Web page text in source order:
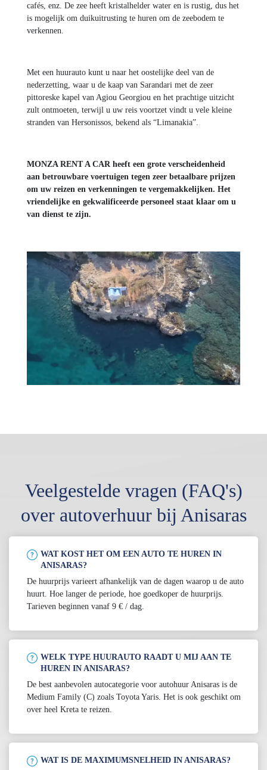
cafés, enz. De zee heeft kristalhelder water en is rustig, dus het
is mogelijk om duikuitrusting te huren om de zeebodem te
verkennen.
Met een huurauto kunt u naar het oostelijke deel van de
nederzetting, waar u de kaap van Sarandari met de zeer
pittoreske kapel van Agiou Georgiou en het prachtige uitzicht
zult ontmoeten, terwijl u uw reis voortzet vindt u vele kleine
stranden van Hersonissos, bekend als “Limanakia”.
MONZA RENT A CAR heeft een grote verscheidenheid
aan betrouwbare voertuigen tegen zeer betaalbare prijzen
om uw reizen en verkenningen te vergemakkelijken. Het
vriendelijke en gekwalificeerde personeel staat klaar om u
van dienst te zijn.
Veelgestelde vragen (FAQ's)
over autoverhuur bij Anisaras
WAT KOST HET OM EEN AUTO TE HUREN IN
ANISARAS?
De huurprijs varieert afhankelijk van de dagen waarop u de auto
huurt. Hoe langer de periode, hoe goedkoper de huurprijs.
Tarieven beginnen vanaf 9 € / dag.
WELK TYPE HUURAUTO RAADT U MIJ AAN TE
HUREN IN ANISARAS?
De best aanbevolen autocategorie voor autohuur Anisaras is de
Medium Family (C) zoals Toyota Yaris. Het is ook geschikt om
over heel Kreta te reizen.
WAT IS DE MAXIMUMSNELHEID IN ANISARAS?